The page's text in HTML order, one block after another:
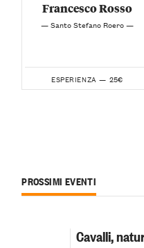
Francesco Rosso
— Santo Stefano Roero —
ESPERIENZA — 25€
PROSSIMI EVENTI
Cavalli,